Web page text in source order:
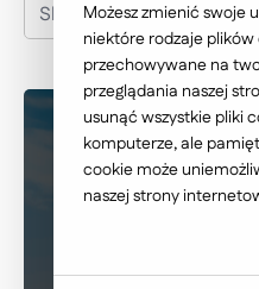
Shell
Możesz zmienić swoje
niektóre rodzaje
przechowywane na
przeglądania naszej
usunąć wszystkie pliki
komputerze, ale
cookie może
naszej strony